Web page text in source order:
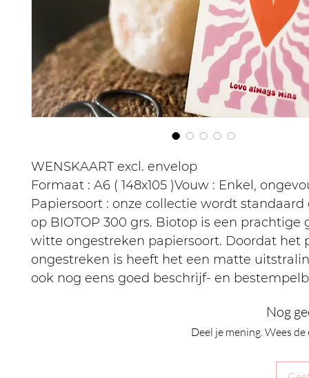
WENSKAART excl. envelop
Formaat : A6 ( 148x105 )Vouw : Enkel,
Papiersoort : onze collectie wordt
op BIOTOP 300 grs. Biotop is een prachtige
witte ongestreken papiersoort. Doordat het
ongestreken is heeft het een matte
ook nog eens goed beschrijf- en
Nog
Deel je mening. Wees